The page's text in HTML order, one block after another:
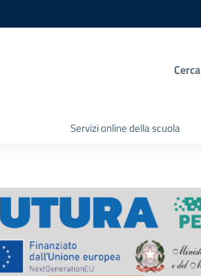
Cerca
Servizi online della scuola